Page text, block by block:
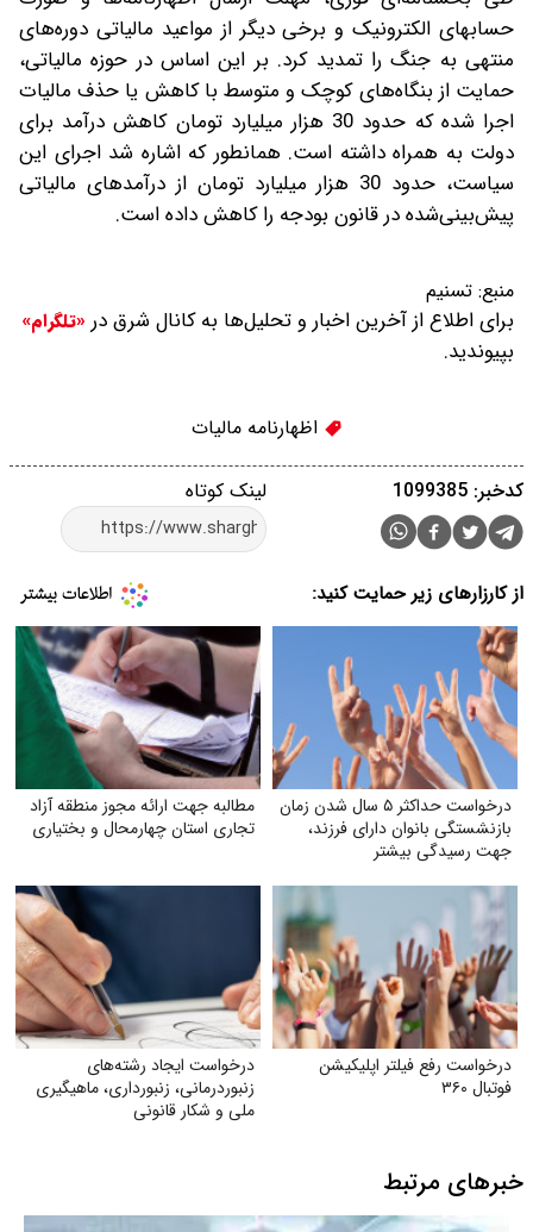
حسابهای الکترونیک و برخی دیگر از مواعید مالیاتی دوره‌های
منتهی به جنگ را تمدید کرد. بر این اساس در حوزه مالیاتی،
حمایت از بنگاه‌های کوچک و متوسط با کاهش یا حذف مالیات
اجرا شده که حدود 30 هزار میلیارد تومان کاهش درآمد برای
دولت به همراه داشته است. همانطور که اشاره شد اجرای این
سیاست، حدود 30 هزار میلیارد تومان از درآمدهای مالیاتی
پیش‌بینی‌شده در قانون بودجه را کاهش داده است.
منبع: تسنیم
برای اطلاع از آخرین اخبار و تحلیل‌ها به کانال شرق در «تلگرام»
بپیوندید.
اظهارنامه مالیات
لینک کوتاه کدخبر: 1099385
از کارزارهای زیر حمایت کنید:
درخواست حداکثر ۵ سال شدن زمان
بازنشستگی بانوان دارای فرزند،
جهت رسیدگی بیشتر
مطالبه جهت ارائه مجوز منطقه آزاد
تجاری استان چهارمحال و بختیاری
درخواست رفع فیلتر اپلیکیشن
فوتبال ۳۶۰
درخواست ایجاد رشته‌های
زنبوردرمانی، زنبورداری، ماهیگیری
ملی و شکار قانونی
خبرهای مرتبط